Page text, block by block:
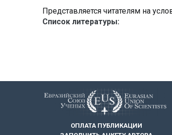
Представляется читателям на
Список литературы:
ОПЛАТА ПУБЛИКАЦИИ